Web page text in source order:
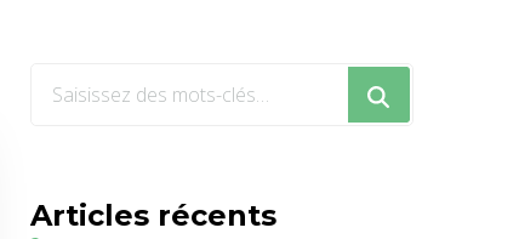
Vous
?
Articles récents